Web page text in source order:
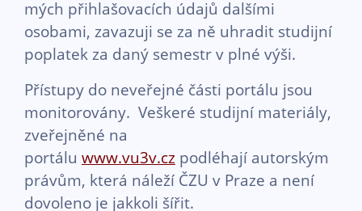
mých přihlašovacích údajů dalšími
osobami, zavazuji se za ně uhradit studijní
poplatek za daný semestr v plné výši.
Přístupy do neveřejné části portálu jsou
monitorovány. Veškeré studijní materiály,
zveřejněné na
portálu www.vu3v.cz podléhají autorským
právům, která náleží ČZU v Praze a není
dovoleno je jakkoli šířit.